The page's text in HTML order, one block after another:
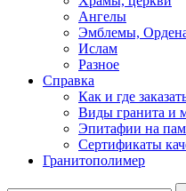
Ангелы
Эмблемы,
Ислам
Разное
Справка
Как и где
Виды гранита и
Эпитафии на
Сертификаты
Гранитополимер